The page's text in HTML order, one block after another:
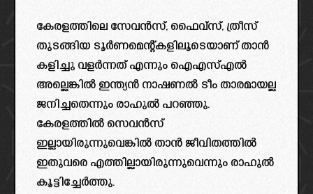
കേരളത്തിലെ സേവൻസ്, ഫൈവ്സ്, ത്രീസ്
തുടങ്ങിയ ടൂർണമെന്റ്കളിലൂടെയാണ് താൻ
കളിച്ചു വളർന്നത് എന്നും ഐഎസ്എൽ
അല്ലെങ്കിൽ ഇന്ത്യൻ നാഷണൽ ടീം താരമായല്ല
ജനിച്ചതെന്നും രാഹുൽ പറഞ്ഞു.
കേരളത്തിൽ സെവൻസ്
ഇല്ലായിരുന്നുവെങ്കിൽ താൻ ജീവിതത്തിൽ
ഇതുവരെ എത്തില്ലായിരുന്നുവെന്നും രാഹുൽ
കൂട്ടിച്ചേർത്തു.